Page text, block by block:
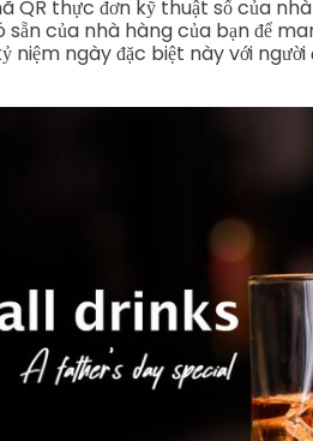
QR thực đơn kỹ thuật số của
của nhà hàng của bạn để
niệm ngày đặc biệt này với